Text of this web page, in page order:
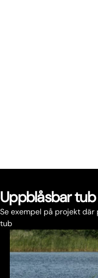
Uppblåsbar
Se exempel på projekt
tub